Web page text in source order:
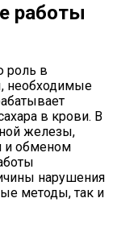
работы
роль в
необходимые
в крови. В
железы,
и обменом
нарушения
методы, так и